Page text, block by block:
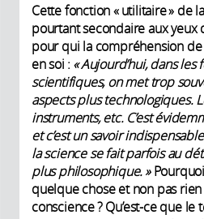
Cette fonction « utilitaire » de
pourtant secondaire aux yeux
pour qui la compréhension
en soi : « Aujourd’hui, dans les
scientifiques, on met trop
aspects plus technologiques.
instruments, etc. C’est
et c’est un savoir
la science se fait parfois au
plus philosophique. »Pourquoi
quelque chose et non pas rien
conscience ? Qu’est-ce que le